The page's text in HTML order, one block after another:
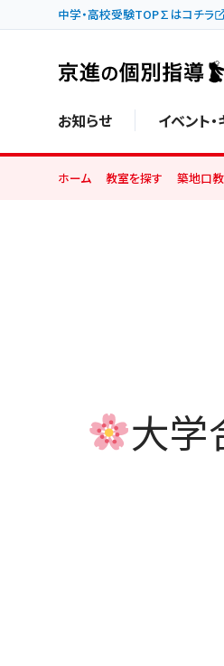
中学・高校受験TOP∑はコチラ
お知らせ イベント
ホーム 教室を探す 築地口
大学